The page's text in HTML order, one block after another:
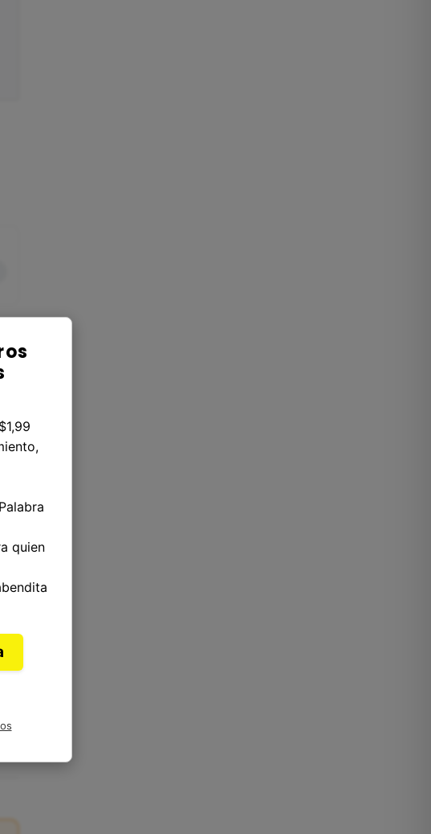
quien